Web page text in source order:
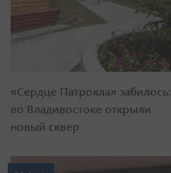
«Сердце Патрокла» забилось:
во Владивостоке открыли
новый сквер